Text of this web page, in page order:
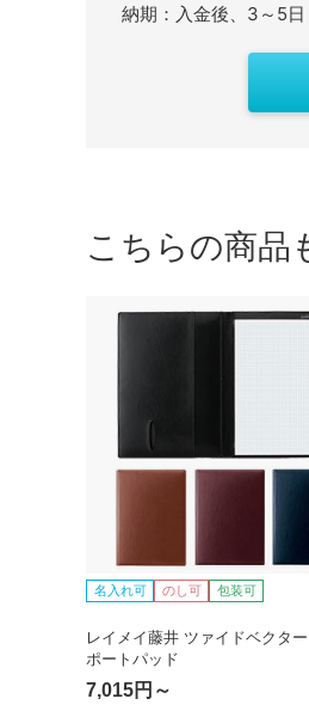
納期：入金後、3～5日
こちらの商品
名入れ可 のし可 包装可
レイメイ藤井 ツァイドベクタ
ポートパッド
7,015円～